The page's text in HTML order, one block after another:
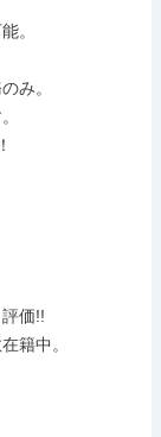
。
み。
価!!
籍中。